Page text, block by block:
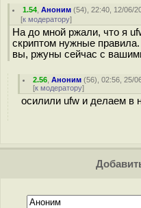
1.54 ,Аноним (54), 22:40, 12/06/
[к модератору]
На до мной ржали, что я
скриптом нужные
вы, ржуны сейчас с
2.56 ,Аноним (56), 02:56, 25/
[к модератору]
осилили ufw и делаем в